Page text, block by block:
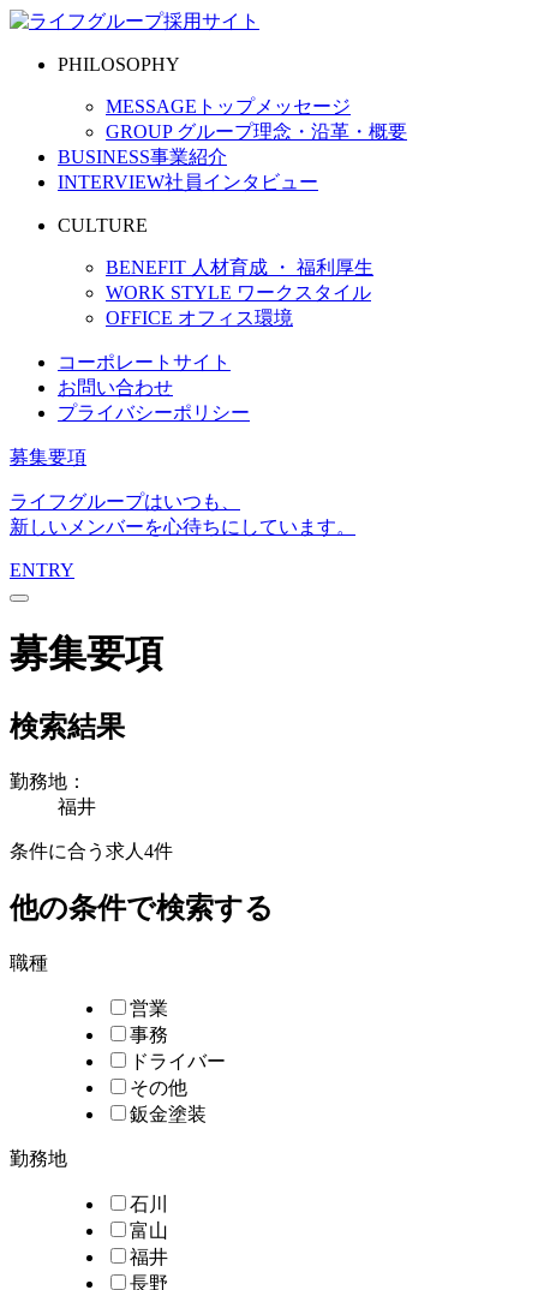
PHILOSOPHY
MESSAGE トップメッセージ
GROUP グループ理念・沿革・概要
BUSINESS事業紹介
INTERVIEW社員インタビュー
CULTURE
BENEFIT 人材育成 ・ 福利厚生
WORK STYLE ワークスタイル
OFFICE オフィス環境
コーポレートサイト
お問い合わせ
プライバシーポリシー
募集要項
ライフグループはいつも、
新しいメンバーを心待ちにしています。
ENTRY
募集要項
検索結果
勤務地：
福井
条件に合う求人 4件
他の条件で検索する
職種
営業
事務
ドライバー
その他
鈑金塗装
勤務地
石川
富山
福井
長野